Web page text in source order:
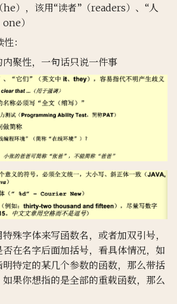
he），该用“读者”（readers）、“人
）
：
内聚性，一句话只说一件事
殊字体来写函数名，或者加双引号，
否在名字后面加括号，看具体情况，如
明特定的某几个参数的函数，那么带括
果你想指的是全部的重载函数，那么